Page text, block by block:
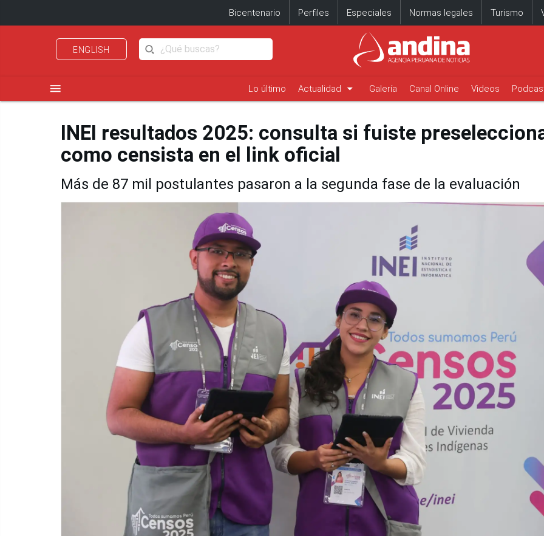
Bicentenario Perfiles Especiales Normas legales Turismo
ENGLISH
menu Lo último Actualidad arrow_drop_down Galería Canal Online Videos
INEI resultados 2025: consulta si fuiste
como censista en el link oficial
Más de 87 mil postulantes pasaron a la segunda fase de la evaluación